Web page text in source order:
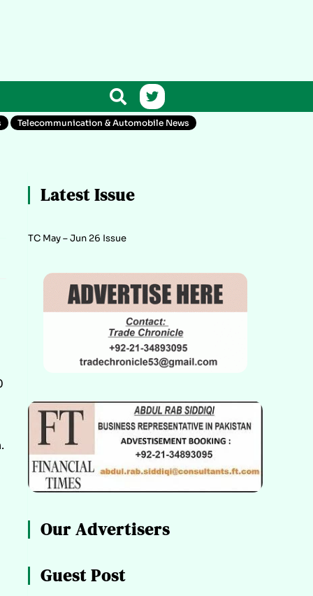
Telecommunication & Automobile News
Latest Issue
TC May – Jun 26 Issue
Our Advertisers
Guest Post